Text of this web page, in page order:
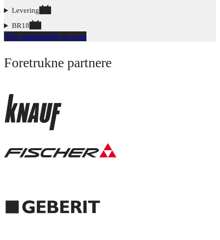
Levering
BR18
Alle spørgsmål og svar
Foretrukne partnere